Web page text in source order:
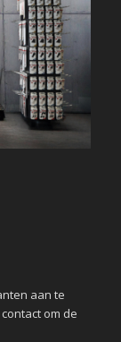
aan te
om de